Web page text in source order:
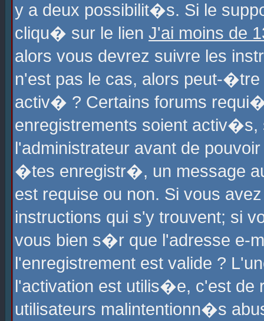
y a deux possibilit�s. Si le
cliqu� sur le lien J'ai moins de
alors vous devrez suivre les
n'est pas le cas, alors peut-
activ� ? Certains forums
enregistrements soient
l'administrateur avant de
�tes enregistr�, un message
est requise ou non. Si vous
instructions qui s'y trouvent; si
vous bien s�r que l'adresse e-
l'enregistrement est valide ?
l'activation est utilis�e, c'est
utilisateurs malintentionn�s